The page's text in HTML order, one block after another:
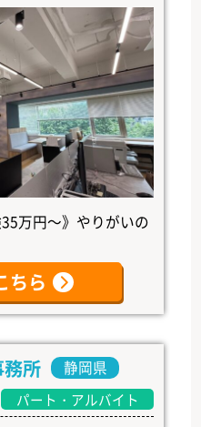
万円～》やりがいの
ちら
所 静岡県
パート・アルバイト